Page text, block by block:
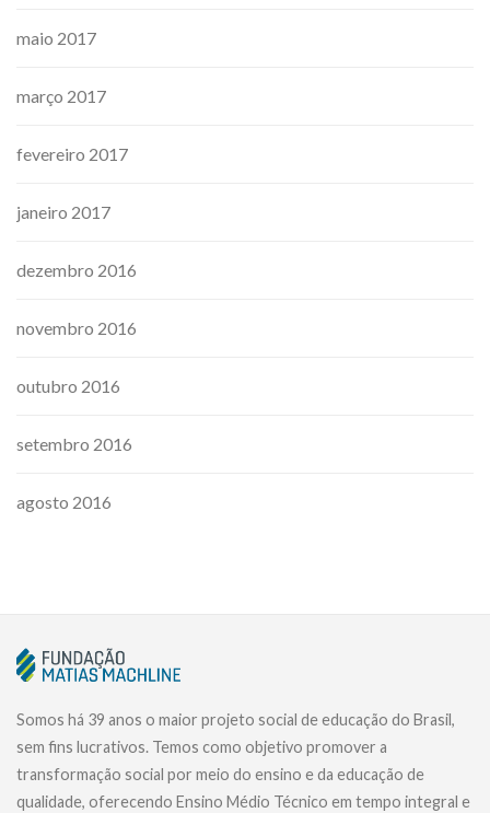
maio 2017
março 2017
fevereiro 2017
janeiro 2017
dezembro 2016
novembro 2016
outubro 2016
setembro 2016
agosto 2016
Somos há 39 anos o maior projeto social de educação do Brasil,
sem fins lucrativos. Temos como objetivo promover a
transformação social por meio do ensino e da educação de
qualidade, oferecendo Ensino Médio Técnico em tempo integral e